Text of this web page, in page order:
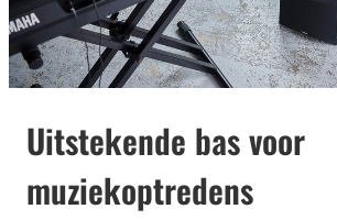
Uitstekende bas voor
muziekoptredens